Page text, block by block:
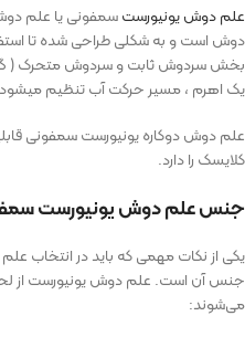
علم دوش یونیورستسمفونی یا علم
دوش است و به شکلی طراحی شده تا
بخش سردوش ثابت و سردوش متحرک (
یک اهرم ، مسیر حرکت آب تنظیم
علم دوش دوکاره یونیورست سمفونی
کلایسک را دارد.
جنس علم دوش یونیورست
یکی از نکات مهمی که باید در انتخاب
جنس آن است. علم دوش یونیورست از
می‌شوند: